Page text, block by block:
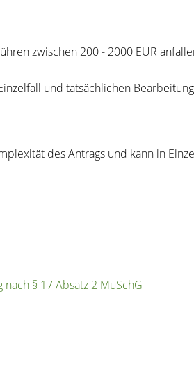
zwischen 200 - 2000 EUR
und tatsächlichen
des Antrags und kann in
§ 17 Absatz 2 MuSchG